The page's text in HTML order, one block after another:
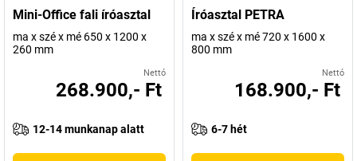
Mini-Office fali íróasztal
ma x szé x mé 650 x 1200 x
260 mm
Nettó
268.900,- Ft
12-14 munkanap alatt
Íróasztal PETRA
ma x szé x mé 720 x 1600 x
800 mm
Nettó
168.900,- Ft
6-7 hét